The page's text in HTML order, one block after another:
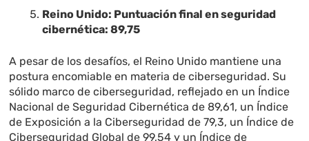
Reino Unido: Puntuación final en seguridad
cibernética: 89,75
A pesar de los desafíos, el Reino Unido mantiene una
postura encomiable en materia de ciberseguridad. Su
sólido marco de ciberseguridad, reflejado en un Índice
Nacional de Seguridad Cibernética de 89,61, un Índice
de Exposición a la Ciberseguridad de 79,3, un Índice de
Ciberseguridad Global de 99,54 y un Índice de